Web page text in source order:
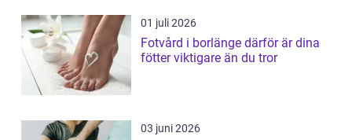
01 juli 2026
Fotvård i borlänge därför är dina
fötter viktigare än du tror
03 juni 2026